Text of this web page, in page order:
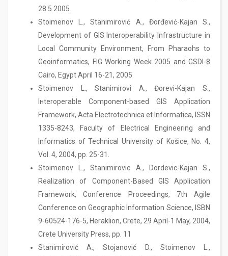
28.5.2005.
Stoimenov L., Stanimirović A., Đorđević-Kajan S.,
Development of GIS Interoperability Infrastructure in
Local Community Environment, From Pharaohs to
Geoinformatics, FIG Working Week 2005 and GSDI-8
Cairo, Egypt April 16-21, 2005
Stoimenov L., Stanimirovi A., Đorevi-Kajan S.,
Iнteroperable Component-based GIS Application
Framework, Acta Electrotechnica et Informatica, ISSN
1335-8243, Faculty of Electrical Engineering and
Informatics of Technical University of Košice, No. 4,
Vol. 4, 2004, pp. 25-31.
Stoimenov L., Stanimirovic A., Dordevic-Kajan S.,
Realization of Component-Based GIS Application
Framework, Conference Proceedings, 7th Agile
Conference on Geographic Information Science, ISBN
9-60524-176-5, Heraklion, Crete, 29 April-1 May, 2004,
Crete University Press, pp. 11
Stanimirović A., Stojanović D., Stoimenov L.,